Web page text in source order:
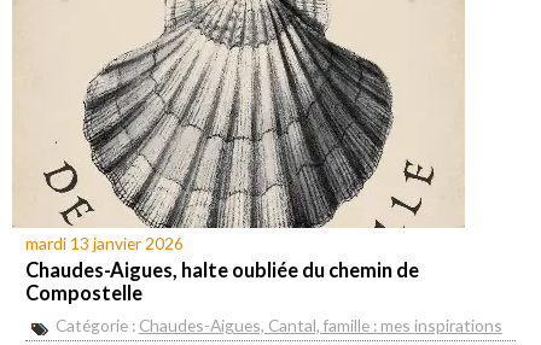
mardi 13 janvier 2026
Chaudes-Aigues, halte oubliée du chemin de
Compostelle
Catégorie : Chaudes-Aigues, Cantal, famille : mes inspirations